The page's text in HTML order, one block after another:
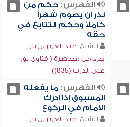
الفهرس:حكم من
نذر أن يصوم شهراً
كاملاً وحكم التتابع في
حقه
للشيخ: عبد العزيز بن باز
جزء من محاضرة ( فتاوى نور
على الدرب (835))
الفهرس:ما يفعله
المسبوق إذا أدرك
الإمام في الركوع
للشيخ: عبد العزيز بن باز